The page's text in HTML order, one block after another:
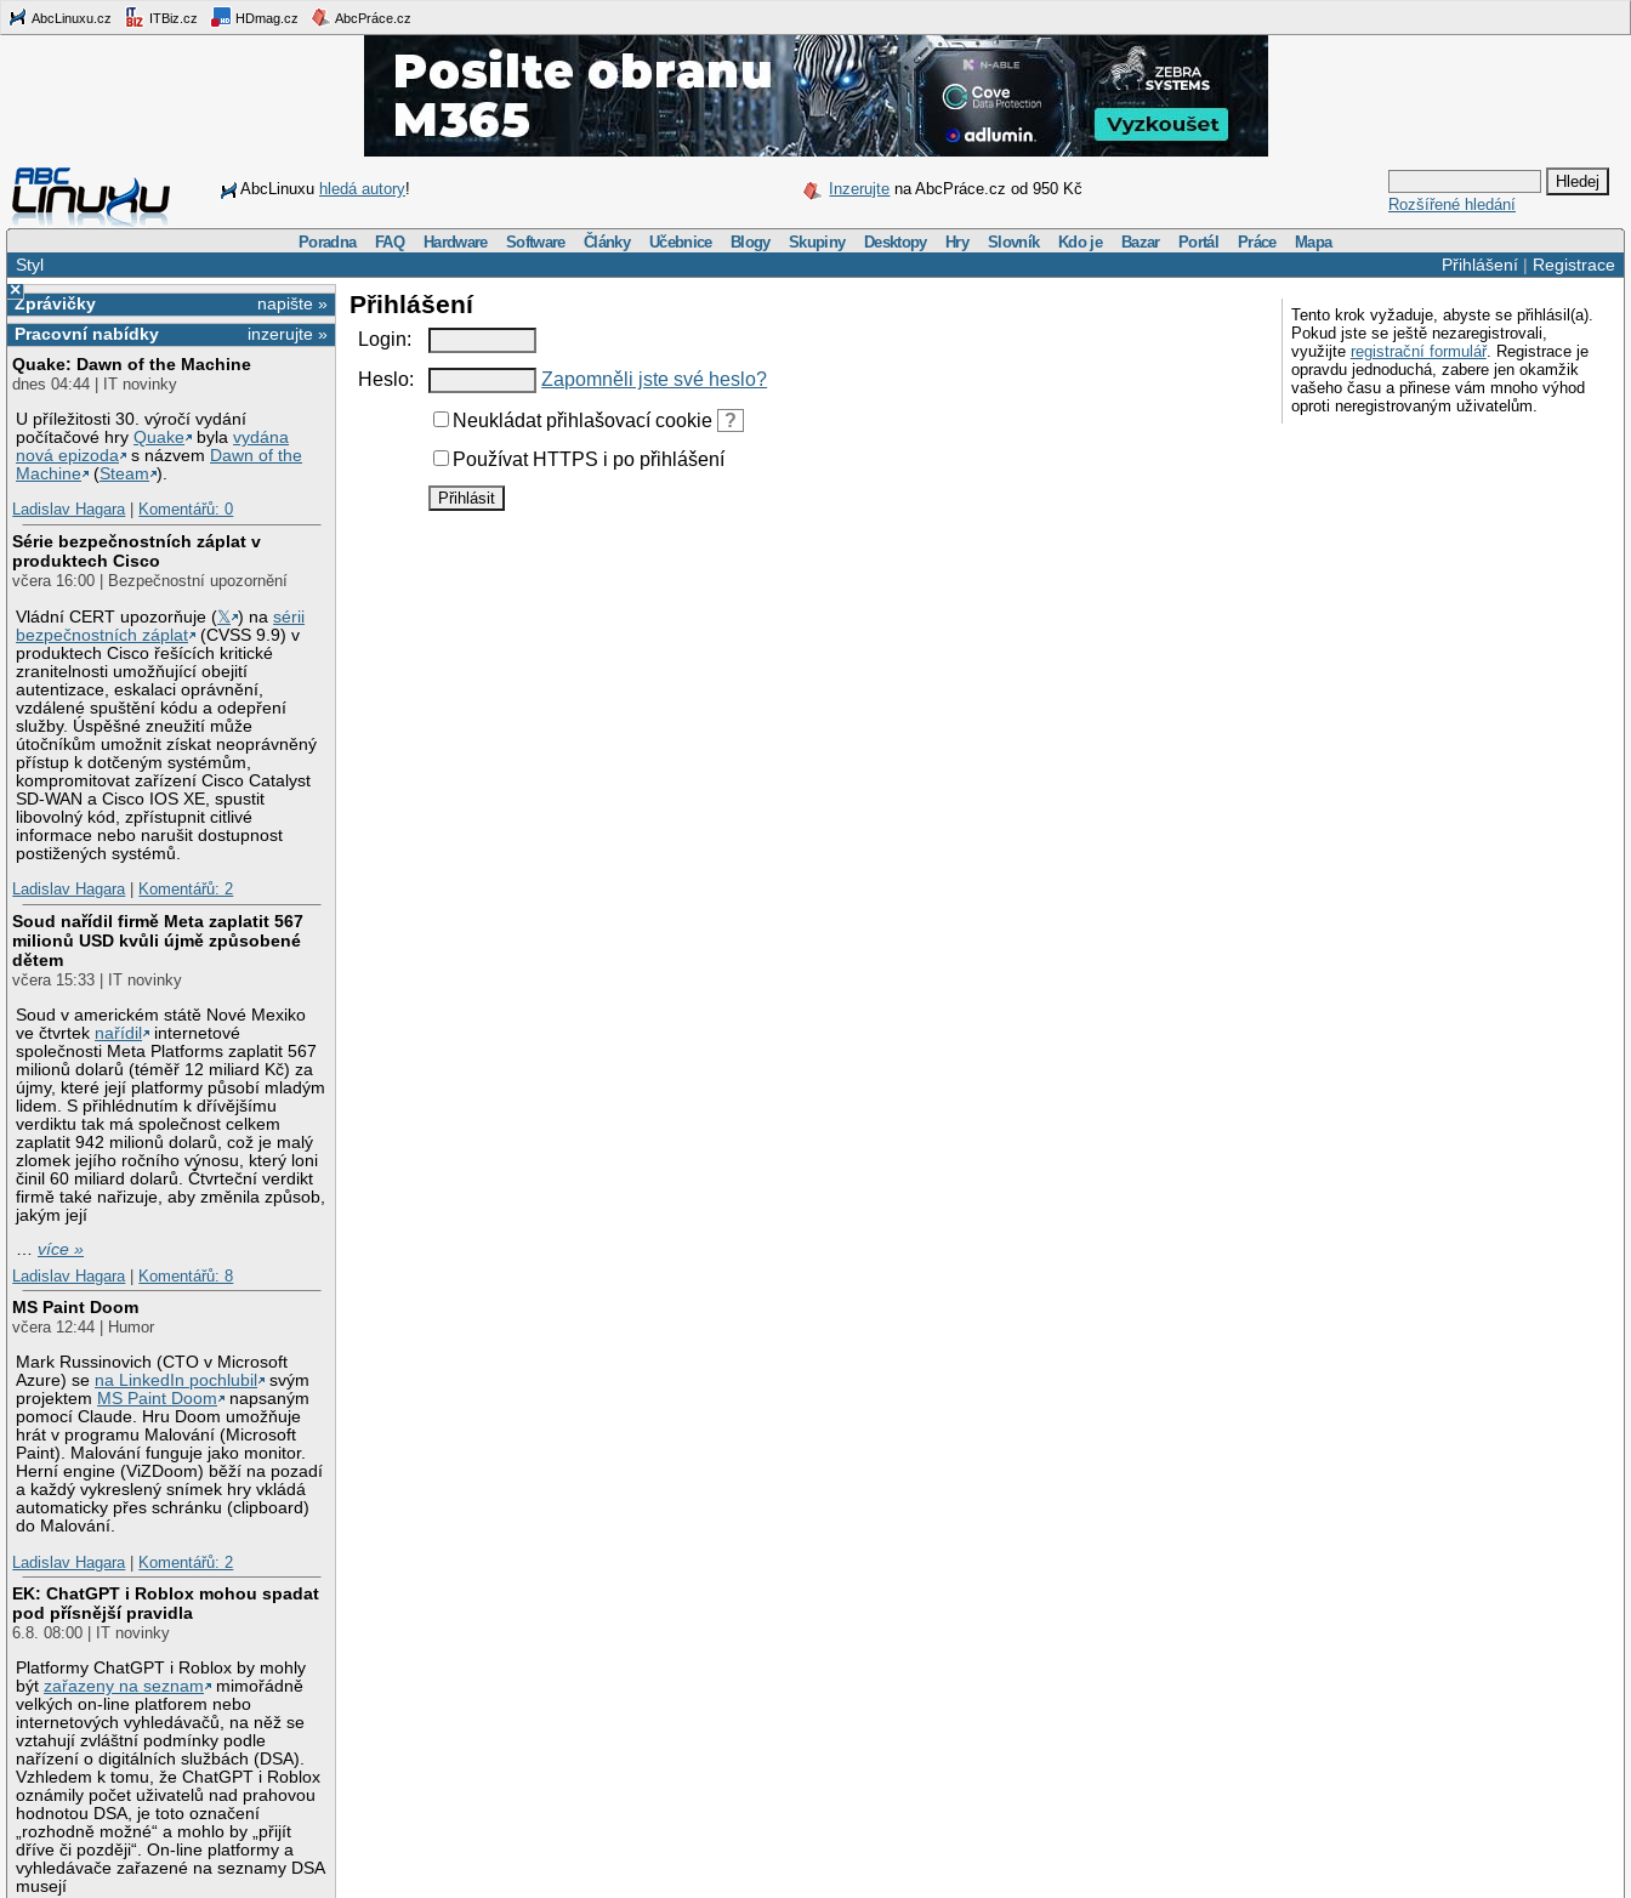
AbcLinuxu.cz ITBiz.cz HDmag.cz AbcPráce.cz
AbcLinuxu hledá autory! Inzerujte na AbcPráce.cz od 950 Kč
Rozšířené hledání
Poradna FAQ Hardware Software Články Učebnice Blogy Skupiny Desktopy Hry Slovník Kdo je Bazar Portál Práce Mapa
Přihlášení| Registrace
Styl
×
napište »
Zprávičky
inzerujte »
Pracovní nabídky
Quake: Dawn of the Machine
dnes 04:44 | IT novinky
U příležitosti 30. výročí vydání
počítačové hryQuake bylavydána
nová epizoda
s názvem Dawn of the
Machine
(Steam ).
Ladislav Hagara| Komentářů: 0
Série bezpečnostních záplat v
produktech Cisco
včera 16:00 | Bezpečnostní upozornění
Vládní CERT upozorňuje (𝕏 ) nasérii
bezpečnostních záplat
(CVSS 9.9) v
produktech Cisco řešících kritické
zranitelnosti umožňující obejití
autentizace, eskalaci oprávnění,
vzdálené spuštění kódu a odepření
služby. Úspěšné zneužití může
útočníkům umožnit získat neoprávněný
přístup k dotčeným systémům,
kompromitovat zařízení Cisco Catalyst
SD-WAN a Cisco IOS XE, spustit
libovolný kód, zpřístupnit citlivé
informace nebo narušit dostupnost
postižených systémů.
Ladislav Hagara| Komentářů: 2
Soud nařídil firmě Meta zaplatit 567
milionů USD kvůli újmě způsobené
dětem
včera 15:33 | IT novinky
Soud v americkém státě Nové Mexiko
ve čtvrtek nařídil
internetové
společnosti Meta Platforms zaplatit 567
milionů dolarů (téměř 12 miliard Kč) za
újmy, které její platformy působí mladým
lidem. S přihlédnutím k dřívějšímu
verdiktu tak má společnost celkem
zaplatit 942 milionů dolarů, což je malý
zlomek jejího ročního výnosu, který loni
činil 60 miliard dolarů. Čtvrteční verdikt
firmě také nařizuje, aby změnila způsob,
jakým její
…více »
Ladislav Hagara
Komentářů: 8
MS Paint Doom
včera 12:44 | Humor
Mark Russinovich (CTO v Microsoft
Azure) se na LinkedIn pochlubil
svým
projektem MS Paint Doom
napsaným
pomocí Claude. Hru Doom umožňuje
hrát v programu Malování (Microsoft
Paint). Malování funguje jako monitor.
Herní engine (ViZDoom) běží na pozadí
a každý vykreslený snímek hry vkládá
automaticky přes schránku (clipboard)
do Malování.
Ladislav Hagara
Komentářů: 2
EK: ChatGPT i Roblox mohou spadat
pod přísnější pravidla
6.8. 08:00 | IT novinky
Platformy ChatGPT i Roblox by mohly
býtzařazeny na seznam
mimořádně
velkých on-line platforem nebo
internetových vyhledávačů, na něž se
vztahují zvláštní podmínky podle
nařízení o digitálních službách (DSA).
Vzhledem k tomu, že ChatGPT i Roblox
oznámily počet uživatelů nad prahovou
hodnotou DSA, je toto označení
„rozhodně možné“ a mohlo by „přijít
dříve či později“. On-line platformy a
vyhledávače zařazené na seznamy DSA
musejí
Tento krok vyžaduje, abyste se přihlásil(a).
Pokud jste se ještě nezaregistrovali,
využijte registrační formulář. Registrace je
opravdu jednoduchá, zabere jen okamžik
vašeho času a přinese vám mnoho výhod
oproti neregistrovaným uživatelům.
Přihlášení
Login:
Heslo:
Zapomněli jste své heslo?
Neukládat přihlašovací cookie
?
Používat HTTPS i po přihlášení